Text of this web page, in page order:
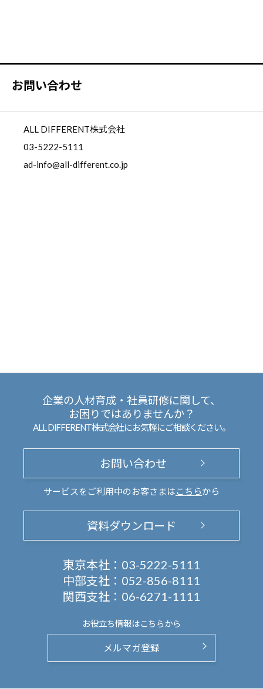
お問い合わせ
ALL DIFFERENT株式会社
03-5222-5111
ad-info@all-different.co.jp
企業の人材育成・社員研修に関して、
お困りではありませんか？
ALL DIFFERENT株式会社にお気軽にご相談ください。
お問い合わせ
サービスをご利用中のお客さまは こちらから
資料ダウンロード
東京本社： 03-5222-5111
中部支社： 052-856-8111
関西支社： 06-6271-1111
お役立ち情報はこちらから
メルマガ登録